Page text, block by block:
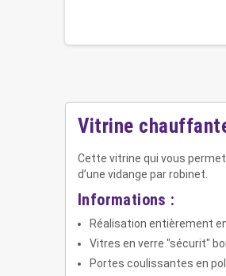
Vitrine
Cette vitrine qui vous
d’une vidange par robinet.
Informations :
Réalisation entièrement
Vitres en verre "sécurit"
Portes coulissantes en